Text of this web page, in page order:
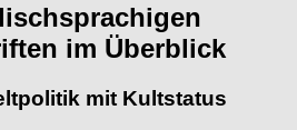
im Überblick
mit Kultstatus